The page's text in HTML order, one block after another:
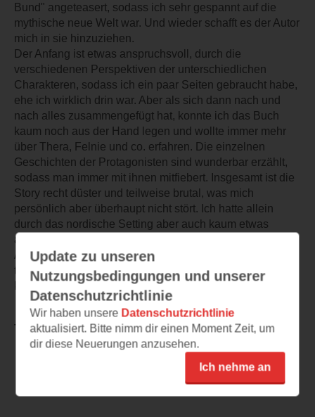
Bund" angeteasert, sodass ich sehr gespannt auf die
mythische neue Welt war. Und wieder schafft es der Autor
mich in sie hinzuziehen.
Der Anfang ist etwas anspruchsvoll, durch die
verschiedenen Perspektiven der unterschiedlichen
Charakteren, sodass ich ein paar Seiten gebraucht habe,
ehe ich wirklich drin war. Aber als sich dann nach und
nach alles zusammengefügt hat, konnte ich das Buch
kaum noch aus der Hand legen und wollte immer mehr
über Thera, Felnie und co. erfahren. Die einzelnen
Geschichten der Protagonisten sind wunderbar erzählt,
sodass man immer mit ihnen mitfiebert. Insgesamt ist die
Story recht düster und teilweise brutal, was mich
persönlich aber überhaupt nicht stört. Ich hatte allein
durch das nordische Setting aber auch kaum etwas
anderes erwartet.
Alles in allem ist Anthony Ryan mal wieder ein richtig
toller Auftakt zu einer neuen Reihe gelungen und ich
kann es kaum erwarten, bis es mit Teil 2 weitergeht.
TEILEN
Update zu unseren
Nutzungsbedingungen und unserer
Datenschutzrichtlinie
Wir haben unsere Datenschutzrichtlinie
aktualisiert. Bitte nimm dir einen Moment Zeit, um
dir diese Neuerungen anzusehen.
Ich nehme an